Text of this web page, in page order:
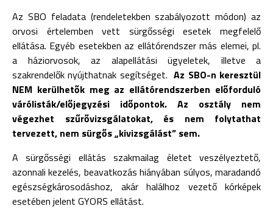
Az SBO feladata (rendeletekben szabályozott módon) az
orvosi értelemben vett sürgősségi esetek megfelelő
ellátása. Egyéb esetekben az ellátórendszer más elemei, pl.
a háziorvosok, az alapellátási ügyeletek, illetve a
szakrendelők nyújthatnak segítséget.Az SBO-n keresztül
NEM kerülhetők meg az ellátórendszerben előforduló
várólisták/előjegyzési időpontok. Az osztály nem
végezhet szűrővizsgálatokat, és nem folytathat
tervezett, nem sürgős „kivizsgálást” sem.
A sürgősségi ellátás szakmailag életet veszélyeztető,
azonnali kezelés, beavatkozás hiányában súlyos, maradandó
egészségkárosodáshoz, akár halálhoz vezető kórképek
esetében jelent GYORS ellátást.